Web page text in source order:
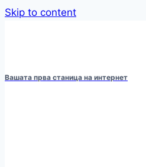
Skip to content
Вашата прва станица на интернет